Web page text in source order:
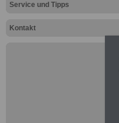
Service und Tipps
Kontakt